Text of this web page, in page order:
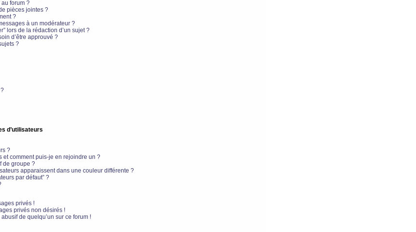
forum ?
pièces jointes ?
?
à un modérateur ?
lors de la rédaction d’un sujet ?
d’être approuvé ?
?
d’utilisateurs
?
et comment puis-je en rejoindre un ?
de groupe ?
apparaissent dans une couleur différente ?
par défaut” ?
privés !
privés non désirés !
de quelqu’un sur ce forum !